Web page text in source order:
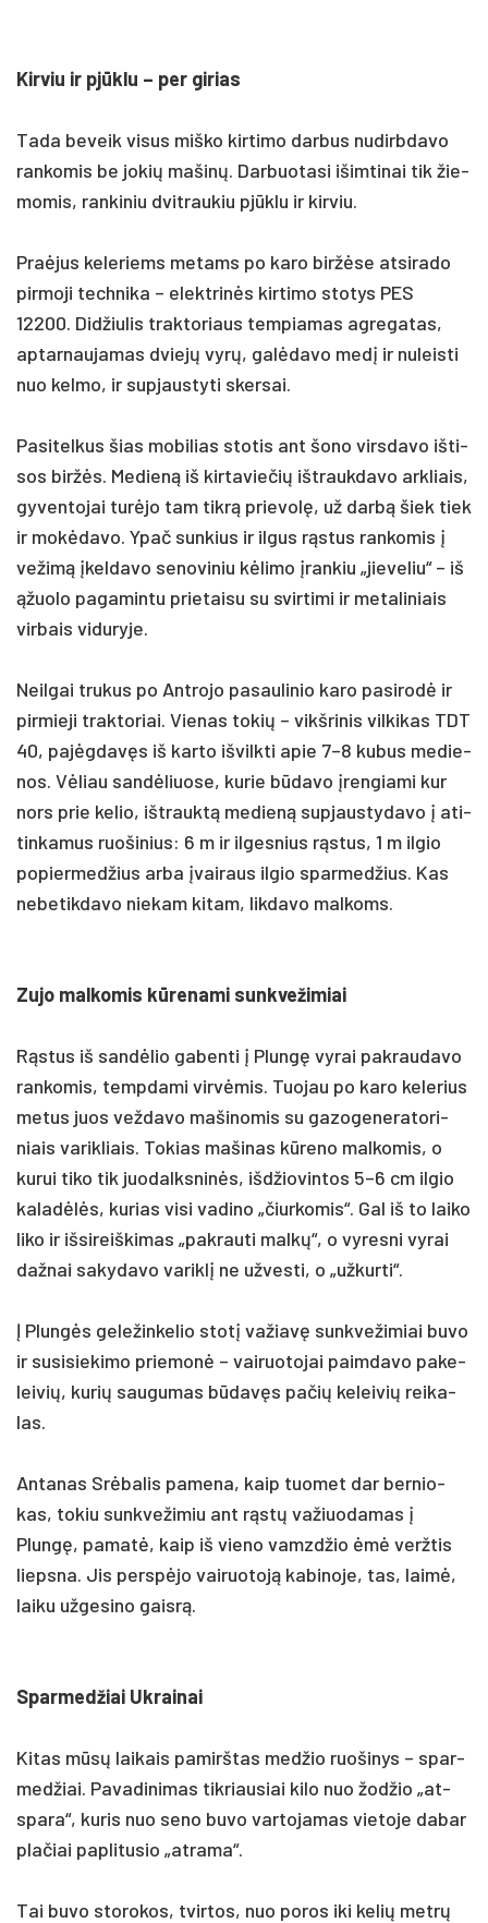
Kir­viu ir pjūklu – per gi­rias
Ta­da be­veik vi­sus miš­ko kir­ti­mo dar­bus nu­dirb­da­vo
ran­ko­mis be jo­kių ma­šinų. Dar­buo­ta­si išim­ti­nai tik žie­
mo­mis, ran­ki­niu dvit­rau­kiu pjūklu ir kir­viu.
Praė­jus ke­le­riems me­tams po ka­ro biržė­se at­si­ra­do
pir­mo­ji tech­ni­ka – elekt­rinės kir­ti­mo sto­tys PES
12200. Did­žiu­lis trak­to­riaus tem­pia­mas ag­re­ga­tas,
ap­tar­nau­ja­mas dviejų vyrų, galė­da­vo medį ir nu­leis­ti
nuo kel­mo, ir su­pjaus­ty­ti sker­sai.
Pa­si­tel­kus šias mo­bi­lias sto­tis ant šo­no virs­da­vo iš­ti­
sos biržės. Me­dieną iš kir­ta­vie­čių išt­rauk­da­vo ark­liais,
gy­ven­to­jai turė­jo tam tikrą prie­volę, už darbą šiek tiek
ir mokė­da­vo. Ypač sun­kius ir il­gus rąstus ran­ko­mis į
ve­žimą įkel­da­vo se­no­vi­niu kėli­mo įran­kiu „jie­ve­liu“ – iš
ąžuo­lo pa­ga­min­tu prie­tai­su su svir­ti­mi ir me­ta­li­niais
vir­bais vi­du­ry­je.
Neil­gai tru­kus po Ant­ro­jo pa­sau­li­nio ka­ro pa­si­rodė ir
pir­mie­ji trak­to­riai. Vie­nas to­kių – vikš­ri­nis vil­ki­kas TDT
40, pa­jėgdavęs iš kar­to iš­vilk­ti apie 7–8 ku­bus me­die­
nos. Vėliau san­dėliuo­se, ku­rie būda­vo įren­gia­mi kur
nors prie ke­lio, išt­rauktą me­dieną su­pjaus­ty­da­vo į ati­
tin­ka­mus ruo­ši­nius: 6 m ir il­ges­nius rąstus, 1 m il­gio
po­pier­med­žius ar­ba įvai­raus il­gio spar­med­žius. Kas
ne­be­tik­da­vo nie­kam ki­tam, lik­da­vo mal­koms.
Zu­jo mal­ko­mis kūre­na­mi sunk­ve­ži­miai
Rąstus iš san­dėlio ga­ben­ti į Plungę vy­rai pa­krau­da­vo
ran­ko­mis, temp­da­mi virvė­mis. Tuo­jau po ka­ro ke­le­rius
me­tus juos vež­da­vo ma­ši­no­mis su ga­zo­ge­ne­ra­to­ri­
niais va­rik­liais. To­kias ma­ši­nas kūre­no mal­ko­mis, o
ku­rui ti­ko tik juo­dalks­ninės, išd­žio­vin­tos 5–6 cm il­gio
ka­ladėlės, ku­rias vi­si va­di­no „čiur­ko­mis“. Gal iš to lai­ko
li­ko ir iš­si­reiš­ki­mas „pa­krau­ti malkų“, o vy­res­ni vy­rai
daž­nai sa­ky­da­vo va­riklį ne už­ves­ti, o „už­kur­ti“.
Į Plungės ge­le­žin­ke­lio stotį va­žiavę sunk­ve­ži­miai bu­vo
ir su­si­sie­ki­mo prie­monė – vai­ruo­to­jai paim­da­vo pa­ke­
lei­vių, ku­rių sau­gu­mas būdavęs pa­čių ke­lei­vių rei­ka­
las.
An­ta­nas Srėba­lis pa­me­na, kaip tuo­met dar ber­nio­
kas, to­kiu sunk­ve­ži­miu ant rąstų va­žiuo­da­mas į
Plungę, pa­matė, kaip iš vie­no vamzd­žio ėmė verž­tis
lieps­na. Jis per­spėjo vai­ruo­toją ka­bi­no­je, tas, laimė,
lai­ku už­ge­si­no gaisrą.
Spar­med­žiai Uk­rai­nai
Ki­tas mūsų lai­kais pa­mirš­tas med­žio ruo­ši­nys – spar­
med­žiai. Pa­va­di­ni­mas tik­riau­siai ki­lo nuo žod­žio „at­
spa­ra“, ku­ris nuo se­no bu­vo var­to­ja­mas vie­to­je da­bar
pla­čiai pa­pli­tu­sio „at­ra­ma“.
Tai bu­vo sto­ro­kos, tvir­tos, nuo po­ros iki ke­lių metrų